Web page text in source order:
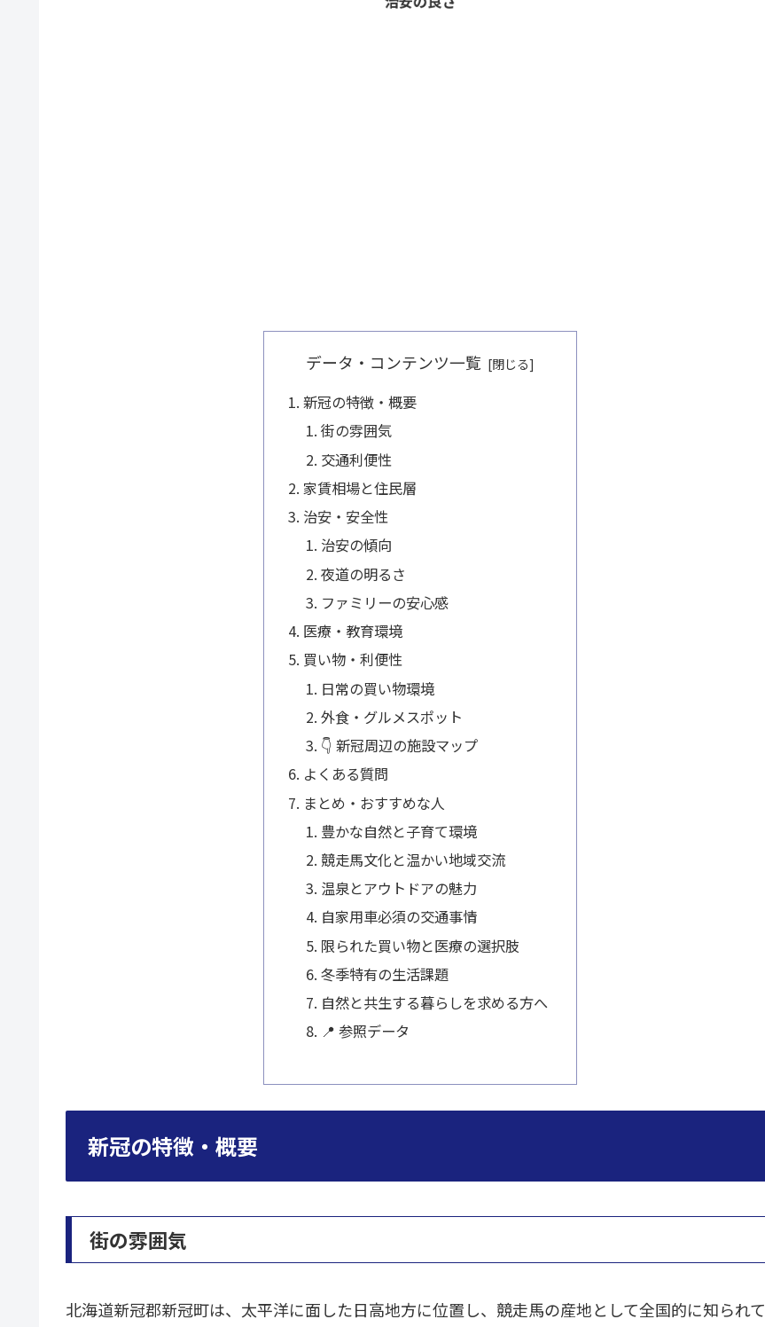
データ・コンテンツ一覧
新冠の特徴・概要
街の雰囲気
交通利便性
家賃相場と住民層
治安・安全性
治安の傾向
夜道の明るさ
ファミリーの安心感
医療・教育環境
買い物・利便性
日常の買い物環境
外食・グルメスポット
👇 新冠周辺の施設マップ
よくある質問
まとめ・おすすめな人
豊かな自然と子育て環境
競走馬文化と温かい地域交流
温泉とアウトドアの魅力
自家用車必須の交通事情
限られた買い物と医療の選択肢
冬季特有の生活課題
自然と共生する暮らしを求める方へ
📍 参照データ
新冠の特徴・概要
街の雰囲気
北海道新冠郡新冠町は、太平洋に面した日高地方に位置し、競走馬の産地として全国的に知られて